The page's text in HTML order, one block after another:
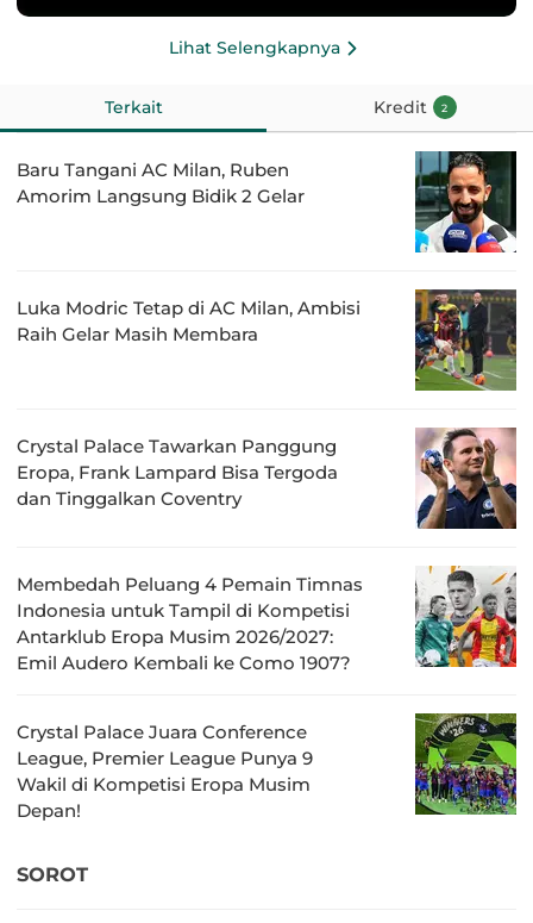
Lihat Selengkapnya
Terkait Kredit 2
Baru Tangani AC Milan, Ruben
Amorim Langsung Bidik 2 Gelar
Luka Modric Tetap di AC Milan, Ambisi
Raih Gelar Masih Membara
Crystal Palace Tawarkan Panggung
Eropa, Frank Lampard Bisa Tergoda
dan Tinggalkan Coventry
Membedah Peluang 4 Pemain Timnas
Indonesia untuk Tampil di Kompetisi
Antarklub Eropa Musim 2026/2027:
Emil Audero Kembali ke Como 1907?
Crystal Palace Juara Conference
League, Premier League Punya 9
Wakil di Kompetisi Eropa Musim
Depan!
SOROT